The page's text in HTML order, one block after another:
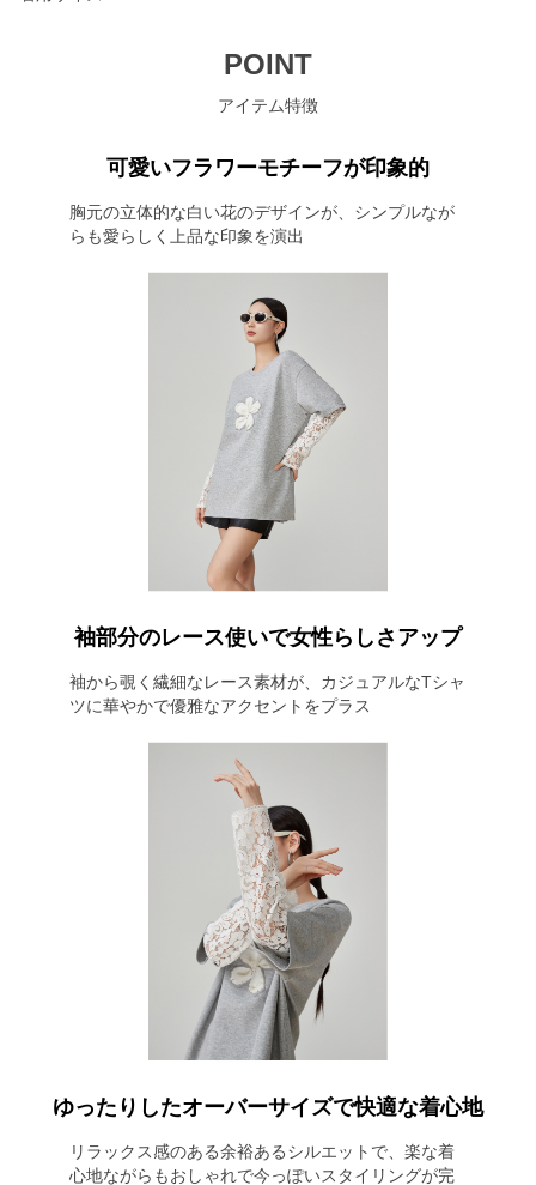
POINT
アイテム特徴
可愛いフラワーモチーフが印象的
胸元の立体的な白い花のデザインが、シンプルなが
らも愛らしく上品な印象を演出
袖部分のレース使いで女性らしさアップ
袖から覗く繊細なレース素材が、カジュアルなTシャ
ツに華やかで優雅なアクセントをプラス
ゆったりしたオーバーサイズで快適な着心地
リラックス感のある余裕あるシルエットで、楽な着
心地ながらもおしゃれで今っぽいスタイリングが完